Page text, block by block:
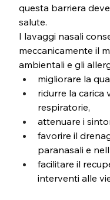
questa barriera
salute.
I lavaggi nasali
meccanicamente il
ambientali e gli
migliorare la
ridurre la carica
respiratorie,
attenuare i
favorire il
paranasali e
facilitare il
interventi alle